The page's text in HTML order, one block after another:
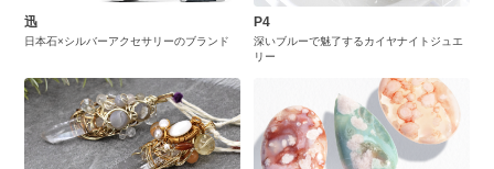
迅
日本石×シルバーアクセサリーのブランド
P4
深いブルーで魅了するカイヤナイトジュエ
リー